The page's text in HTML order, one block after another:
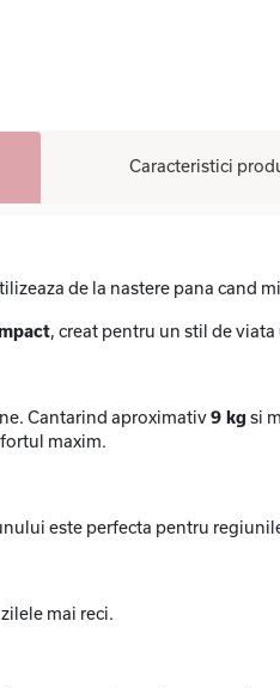
Caracteristici
de la nastere pana cand
, creat pentru un stil de viata
Cantarind aproximativ9 kg si
maxim.
este perfecta pentru
mai reci.